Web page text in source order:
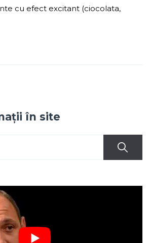
cu efect excitant (ciocolata,
în site